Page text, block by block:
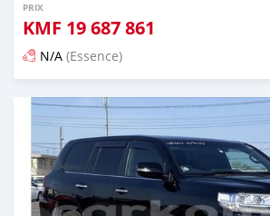
PRIX
KMF 19 687 861
N/A (Essence)
Publié il y a presque 6 ans